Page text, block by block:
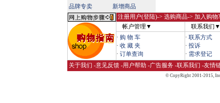
品牌专卖
新增商品
注册用户(登陆)-> 选购商品-> 加入购
帐户管理▼
联系我们▼
· 购 物 车
· 收 藏 夹
· 订单查询
· 联系方式
· 投诉
· 需求登记
关于我们 -意见反馈 -用户帮助 -广告服务 -联系我们 -友情
© CopyRight 2001-2015,